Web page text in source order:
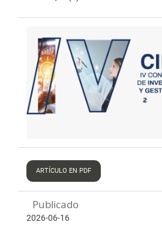
ARTÍCULO EN PDF
Publicado
2026-06-16